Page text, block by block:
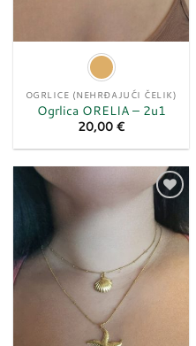
OGRLICE (NEHRĐAJUĆI ČELIK)
Ogrlica ORELIA – 2u1
20,00 €
Dodaj
u
listu
želja